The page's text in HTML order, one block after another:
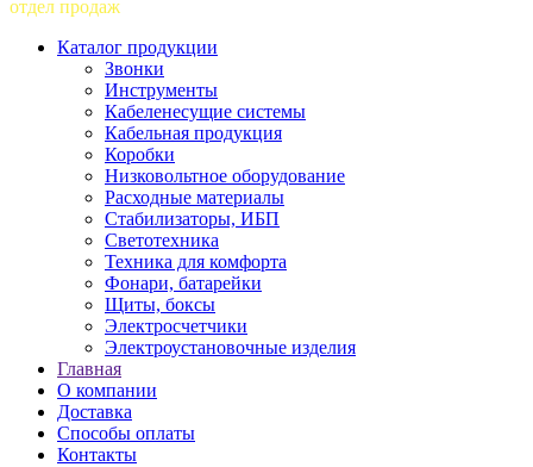
отдел продаж
Каталог продукции
Звонки
Инструменты
Кабеленесущие системы
Кабельная продукция
Коробки
Низковольтное оборудование
Расходные материалы
Стабилизаторы, ИБП
Светотехника
Техника для комфорта
Фонари, батарейки
Щиты, боксы
Электросчетчики
Электроустановочные изделия
Главная
О компании
Доставка
Способы оплаты
Контакты